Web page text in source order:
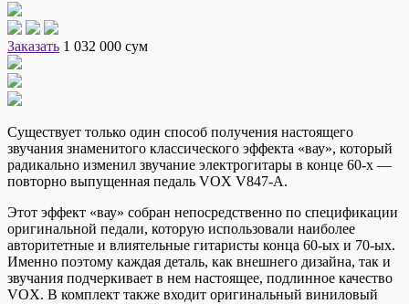
Заказать 1 032 000 сум
Существует только один способ получения настоящего
звучания знаменитого классического эффекта «вау», который
радикально изменил звучание электрогитары в конце 60-х —
повторно выпущенная педаль VOX V847-A.
Этот эффект «вау» собран непосредственно по спецификации
оригинальной педали, которую использовали наиболее
авторитетные и влиятельные гитаристы конца 60-ых и 70-ых.
Именно поэтому каждая деталь, как внешнего дизайна, так и
звучания подчеркивает в нем настоящее, подлинное качество
VOX. В комплект также входит оригинальный виниловый